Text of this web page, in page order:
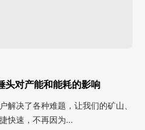
头对产能和能耗的影响
解决了各种难题，让我们的矿山、
快速，不再因为…